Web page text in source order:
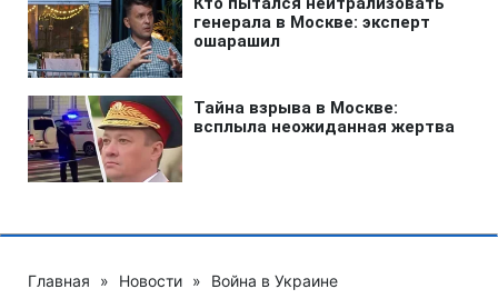
Главная » Новости » Война в Украине